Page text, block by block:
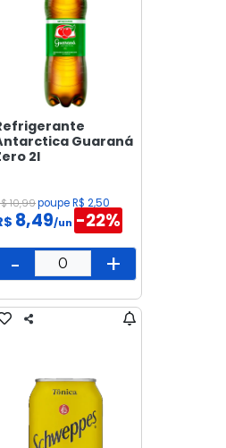
Guaraná
2l
10,99poupe R$ 2,50
8,49/un -22%
- +